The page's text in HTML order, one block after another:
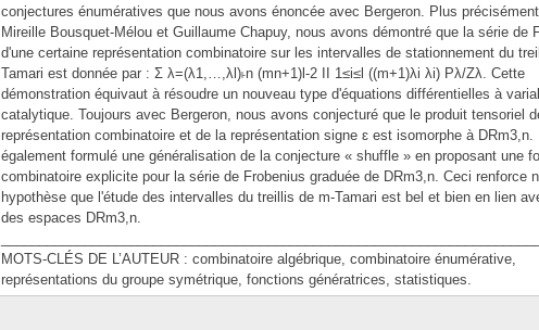
conjectures énumératives que nous avons énoncée avec Bergeron. Plus
Mireille Bousquet-Mélou et Guillaume Chapuy, nous avons démontré que la série de
d'une certaine représentation combinatoire sur les intervalles de stationnement du
Tamari est donnée par : Ʃ λ=(λ1,…,λl)˫n (mn+1)l-2 II 1≤i≤l ((m+1)λi λi) Pλ/Zλ. Cette
démonstration équivaut à résoudre un nouveau type d'équations différentielles à
catalytique. Toujours avec Bergeron, nous avons conjecturé que le produit tensoriel
représentation combinatoire et de la représentation signe ɛ est isomorphe à DRm3,n.
également formulé une généralisation de la conjecture « shuffle » en proposant une
combinatoire explicite pour la série de Frobenius graduée de DRm3,n. Ceci renforce
hypothèse que l'étude des intervalles du treillis de m-Tamari est bel et bien en lien
des espaces DRm3,n.
MOTS-CLÉS DE L’AUTEUR : combinatoire algébrique, combinatoire énumérative,
représentations du groupe symétrique, fonctions génératrices, statistiques.